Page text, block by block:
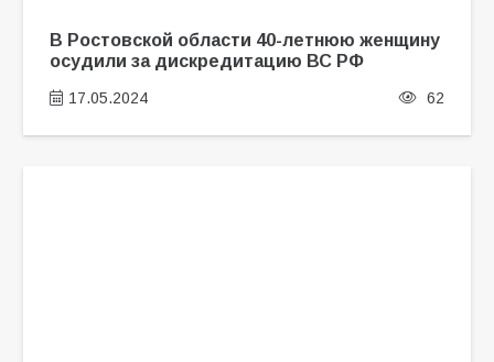
В Ростовской области 40-летнюю женщину
осудили за дискредитацию ВС РФ
17.05.2024 62